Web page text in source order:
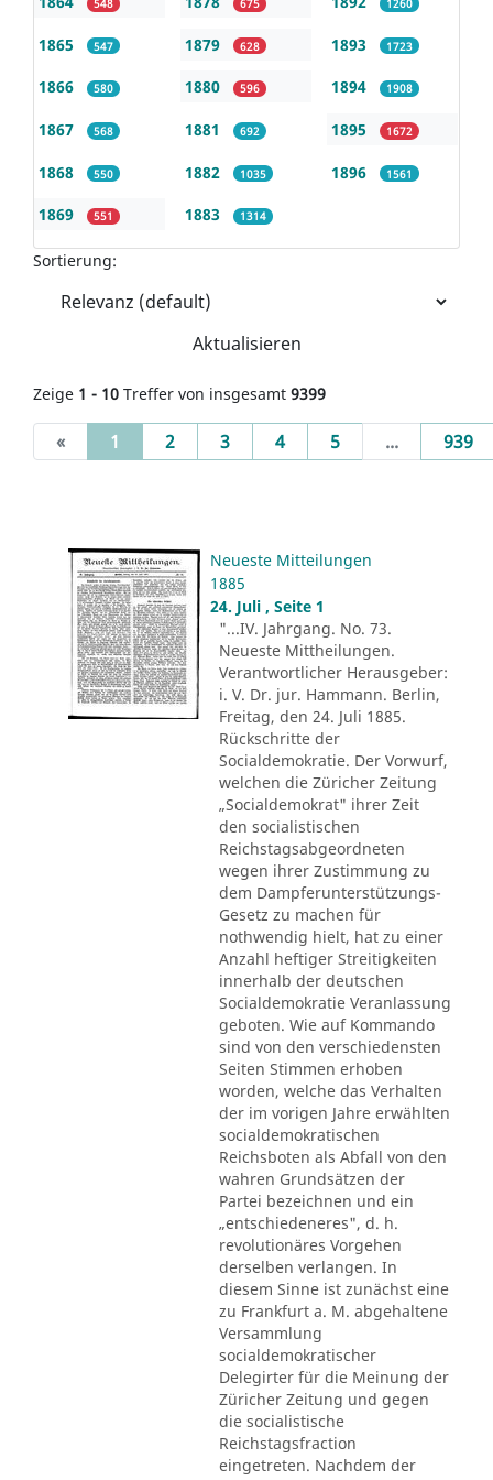
548
1865 547
1866 580
1867 568
1868 550
1869 551
675
1879 628
1880 596
1881 692
1882 1035
1883 1314
1260
1893 1723
1894 1908
1895 1672
1896 1561
Sortierung:
Aktualisieren
Zeige 1 - 10 Treffer von insgesamt 9399
« 1 (current)
2 3 4 5 ... 939
Neueste Mitteilungen
1885
24. Juli , Seite 1
"...IV. Jahrgang. No. 73.
Neueste Mittheilungen.
Verantwortlicher Herausgeber:
i. V. Dr. jur. Hammann. Berlin,
Freitag, den 24. Juli 1885.
Rückschritte der
Socialdemokratie. Der Vorwurf,
welchen die Züricher Zeitung
„Socialdemokrat" ihrer Zeit
den socialistischen
Reichstagsabgeordneten
wegen ihrer Zustimmung zu
dem Dampferunterstützungs-
Gesetz zu machen für
nothwendig hielt, hat zu einer
Anzahl heftiger Streitigkeiten
innerhalb der deutschen
Socialdemokratie Veranlassung
geboten. Wie auf Kommando
sind von den verschiedensten
Seiten Stimmen erhoben
worden, welche das Verhalten
der im vorigen Jahre erwählten
socialdemokratischen
Reichsboten als Abfall von den
wahren Grundsätzen der
Partei bezeichnen und ein
„entschiedeneres", d. h.
revolutionäres Vorgehen
derselben verlangen. In
diesem Sinne ist zunächst eine
zu Frankfurt a. M. abgehaltene
Versammlung
socialdemokratischer
Delegirter für die Meinung der
Züricher Zeitung und gegen
die socialistische
Reichstagsfraction
eingetreten. Nachdem der